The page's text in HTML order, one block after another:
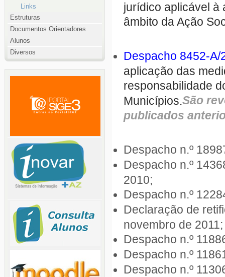
Links
Estruturas
Documentos Orientadores
Alunos
Diversos
jurídico aplicável à
âmbito da Ação
Despacho 8452-A/
aplicação das
responsabilidade
Municípios.São
publicados
Despacho n.º
Despacho n.º
2010;
Despacho n.º
Declaração de
novembro de 2011;
Despacho n.º
Despacho n.º
Despacho n.º